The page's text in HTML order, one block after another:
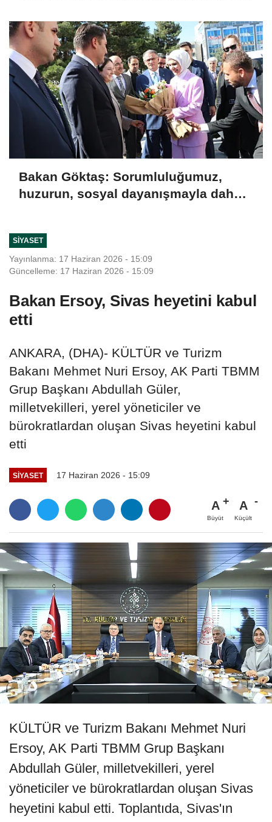
Bakan Göktaş: Sorumluluğumuz,
huzurun, sosyal dayanışmayla daha
SIYASET
Yayınlanma: 17 Haziran 2026 - 15:09
Güncelleme: 17 Haziran 2026 - 15:09
Bakan Ersoy, Sivas heyetini kabul
etti
ANKARA, (DHA)- KÜLTÜR ve Turizm
Bakanı Mehmet Nuri Ersoy, AK Parti TBMM
Grup Başkanı Abdullah Güler,
milletvekilleri, yerel yöneticiler ve
bürokratlardan oluşan Sivas heyetini kabul
etti
SIYASET 17 Haziran 2026 - 15:09
A
Büyüt
A
Küçült
KÜLTÜR ve Turizm Bakanı Mehmet Nuri
Ersoy, AK Parti TBMM Grup Başkanı
Abdullah Güler, milletvekilleri, yerel
yöneticiler ve bürokratlardan oluşan Sivas
heyetini kabul etti. Toplantıda, Sivas'ın